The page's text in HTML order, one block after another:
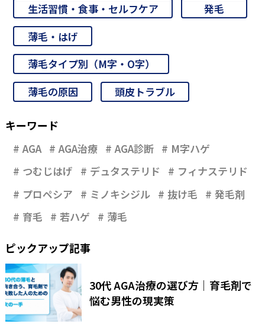
生活習慣・食事・セルフケア
発毛
薄毛・はげ
薄毛タイプ別（M字・O字）
薄毛の原因
頭皮トラブル
キーワード
AGA AGA治療 AGA診断
M字ハゲ
つむじはげ
デュタステリド
フィナステリド
プロペシア
ミノキシジル 抜け毛
発毛剤
育毛
若ハゲ 薄毛
ピックアップ記事
30代 AGA治療の選び方｜育毛剤で
悩む男性の現実策